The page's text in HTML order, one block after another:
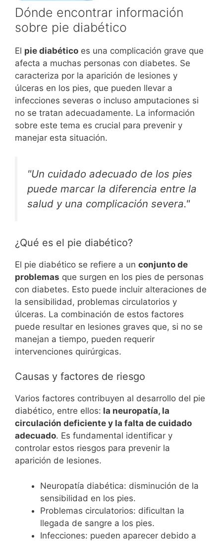
Dónde encontrar información
sobre pie diabético
El pie diabético es una complicación grave que
afecta a muchas personas con diabetes. Se
caracteriza por la aparición de lesiones y
úlceras en los pies, que pueden llevar a
infecciones severas o incluso amputaciones si
no se tratan adecuadamente. La información
sobre este tema es crucial para prevenir y
manejar esta situación.
"Un cuidado adecuado de los pies
puede marcar la diferencia entre la
salud y una complicación severa."
¿Qué es el pie diabético?
El pie diabético se refiere a un conjunto de
problemas que surgen en los pies de personas
con diabetes. Esto puede incluir alteraciones de
la sensibilidad, problemas circulatorios y
úlceras. La combinación de estos factores
puede resultar en lesiones graves que, si no se
manejan a tiempo, pueden requerir
intervenciones quirúrgicas.
Causas y factores de riesgo
Varios factores contribuyen al desarrollo del pie
diabético, entre ellos: la neuropatía, la
circulación deficiente y la falta de cuidado
adecuado. Es fundamental identificar y
controlar estos riesgos para prevenir la
aparición de lesiones.
Neuropatía diabética: disminución de la
sensibilidad en los pies.
Problemas circulatorios: dificultan la
llegada de sangre a los pies.
Infecciones: pueden aparecer debido a